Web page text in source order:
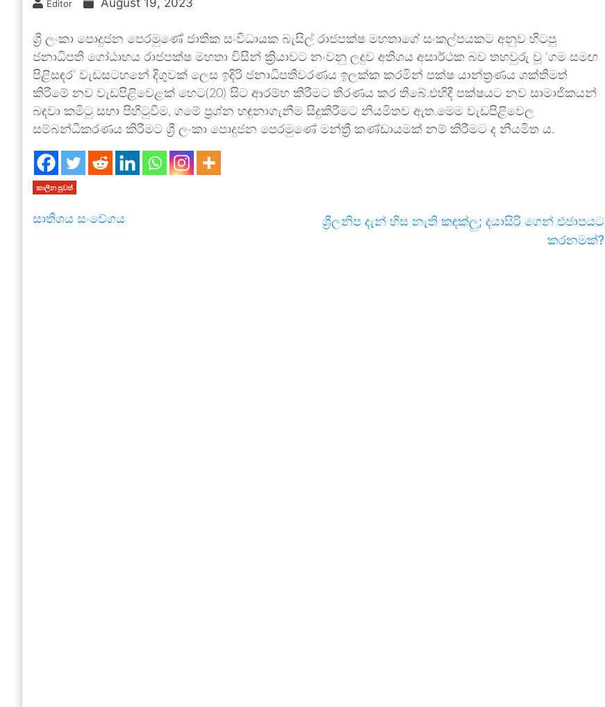
Editor August 19, 2023
ශ්‍රී ලංකා පොදුජන පෙරමුණේ ජාතික සංවිධායක බැසිල් රාජපක්ෂ මහතාගේ සංකල්පයකට අනුව හිටපු
ජනාධිපති ගෝඨාභය රාජපක්ෂ මහතා විසින් ක්‍රියාවට නංවනු ලදුව අතිශය අසාර්ථක බව තහවුරු වූ ‘ගම සමඟ
පිළිසඳර’ වැඩසටහනේ දිගුවක් ලෙස ඉදිරි ජනාධිපතිවරණය ඉලක්ක කරමින් පක්ෂ යාන්ත්‍රණය ශක්තිමත්
කිරීමේ නව වැඩපිළිවෙළක් හෙට(20) සිට ආරම්භ කිරීමට තීරණය කර තිබේ.එහිදී පක්ෂයට නව සාමාජිකයන්
බඳවා කමිටු සභා පිහිටුවීම, ගමේ ප්‍රශ්න හඳුනාගැනීම සිදුකිරීමට නියමිතව ඇත.මෙම වැඩපිළිවෙල
සම්බන්ධීකරණය කිරීමට ශ්‍රී ලංකා පොදුජන පෙරමුණේ මන්ත්‍රී කණ්ඩායමක් නම් කිරීමට ද නියමිත ය.
කාලීන පුවත්
සාතිශය සංවේගය
ශ්‍රීලනිප දැන් හිස නැති කඳක්ලු; දයාසිරි ගෙන් එජාපයට
කරනමක්?